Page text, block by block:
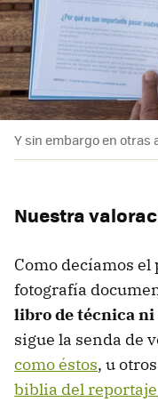
Y sin embargo en otras
Nuestra
Como decíamos
fotografía
libro de técnica ni
sigue la senda de
como éstos, u
biblia del